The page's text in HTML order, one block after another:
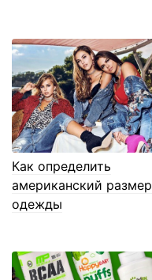
Как определить
американский размер
одежды